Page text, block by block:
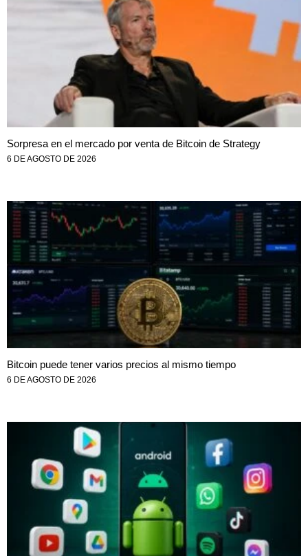
Sorpresa en el mercado por venta de Bitcoin de Strategy
6 DE AGOSTO DE 2026
Bitcoin puede tener varios precios al mismo tiempo
6 DE AGOSTO DE 2026